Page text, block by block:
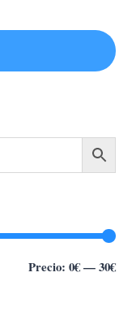
Precio: 0€—30€